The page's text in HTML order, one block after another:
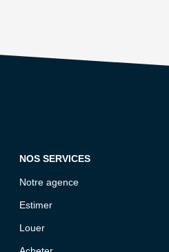
NOS SERVICES
Notre agence
Estimer
Louer